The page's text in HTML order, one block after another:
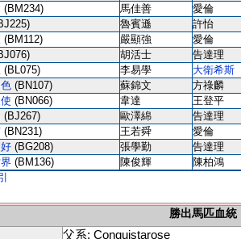
(BM234) 馬佳善 愛倫
魯賓遜 許怡
(BM112) 嚴顯強 愛倫
胡活士 告達理
(BL075) 李易學 大衛希斯
(BN107) 蘇錦文 方祿麟
(BN066) 韋達 王登平
(BJ267) 歐澤綿 告達理
(BN231) 王若舜 愛倫
(BG208) 張學勤 告達理
(BM136) 陳俊輝
陳柏鴻
勝出馬匹血統
父系: Conquistarose